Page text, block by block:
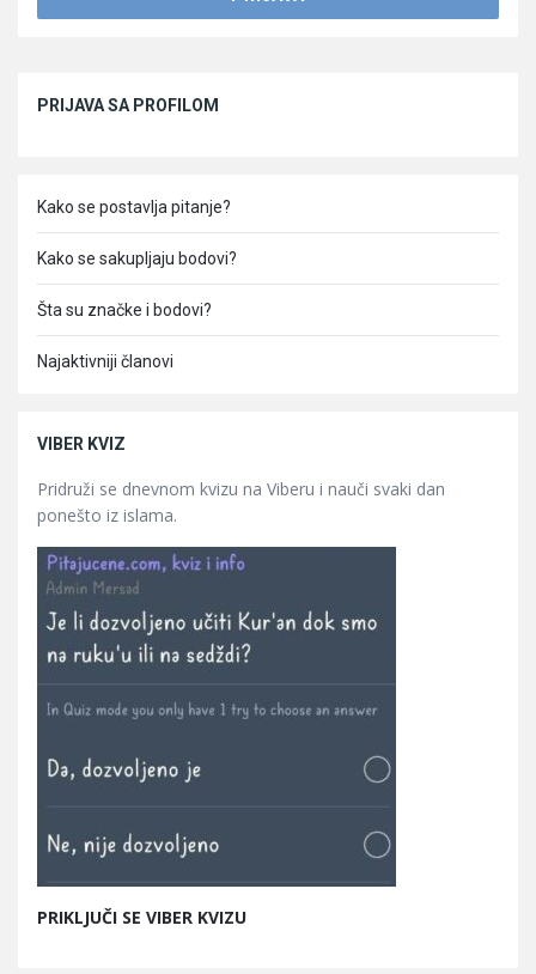
PRIJAVA SA PROFILOM
Kako se postavlja pitanje?
Kako se sakupljaju bodovi?
Šta su značke i bodovi?
Najaktivniji članovi
VIBER KVIZ
Pridruži se dnevnom kvizu na Viberu i nauči svaki dan
ponešto iz islama.
PRIKLJUČI SE VIBER KVIZU